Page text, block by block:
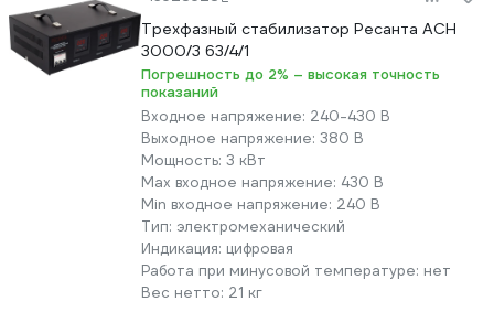
Трехфазный стабилизатор Ресанта АСН
3000/3 63/4/1
Погрешность до 2% – высокая точность
показаний
Входное напряжение: 240-430 В
Выходное напряжение: 380 В
Мощность: 3 кВт
Max входное напряжение: 430 В
Min входное напряжение: 240 В
Тип: электромеханический
Индикация: цифровая
Работа при минусовой температуре: нет
Вес нетто: 21 кг